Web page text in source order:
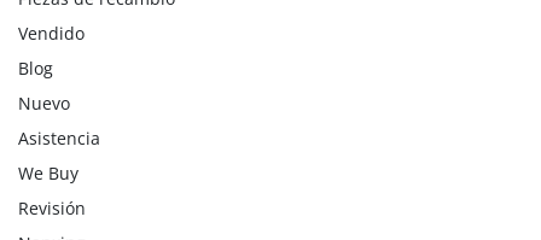
Vendido
Blog
Nuevo
Asistencia
We Buy
Revisión